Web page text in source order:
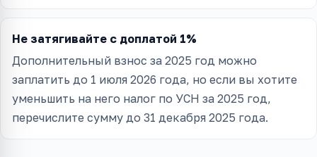
Не затягивайте с доплатой 1%
Дополнительный взнос за 2025 год можно
заплатить до 1 июля 2026 года, но если вы хотите
уменьшить на него налог по УСН за 2025 год,
перечислите сумму до 31 декабря 2025 года.